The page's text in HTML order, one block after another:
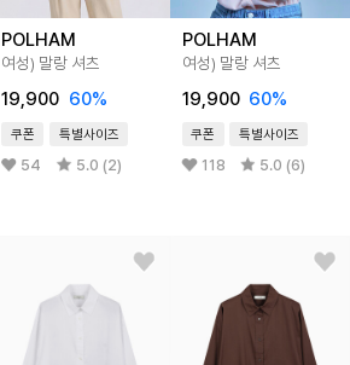
POLHAM
여성) 말랑 셔츠
19,900 60%
쿠폰 특별사이즈
54 5.0 (2)
POLHAM
여성) 말랑 셔츠
19,900 60%
쿠폰 특별사이즈
118 5.0 (6)